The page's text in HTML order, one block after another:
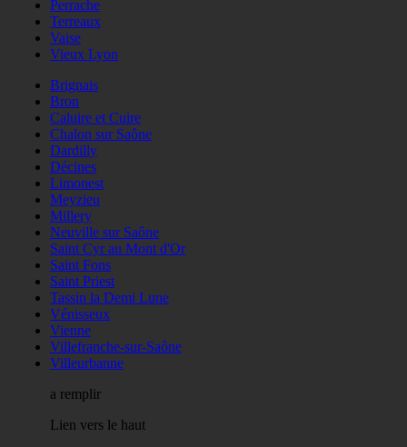
Perrache
Terreaux
Vaise
Vieux Lyon
Brignais
Bron
Caluire et Cuire
Chalon sur Saône
Dardilly
Décines
Limonest
Meyzieu
Millery
Neuville sur Saône
Saint Cyr au Mont d'Or
Saint Fons
Saint Priest
Tassin la Demi Lune
Vénisseux
Vienne
Villefranche-sur-Saône
Villeurbanne
a remplir
Lien vers le haut